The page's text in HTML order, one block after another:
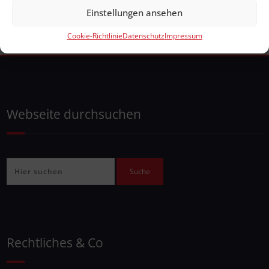
Einstellungen ansehen
Cookie-RichtlinieDatenschutzImpressum
Webseite durchsuchen
Rechtliches & Co